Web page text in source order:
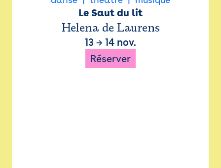
Le Saut du lit
Helena de Laurens
13 → 14 nov.
Réserver